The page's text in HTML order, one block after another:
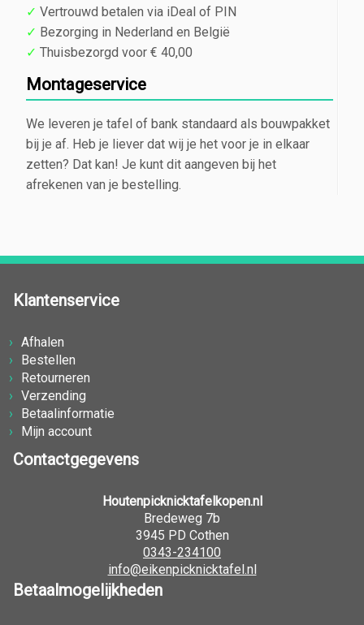
✓ Vertrouwd betalen via iDeal of PIN
✓ Bezorging in Nederland en België
✓ Thuisbezorgd voor € 40,00
Montageservice
We leveren je tafel of bank standaard als bouwpakket
bij je af. Heb je liever dat wij je het voor je in elkaar
zetten? Dat kan! Je kunt dit aangeven bij het
afrekenen van je bestelling.
Klantenservice
Afhalen
Bestellen
Retourneren
Verzending
Betaalinformatie
Mijn account
Contactgegevens
Houtenpicknicktafelkopen.nl
Bredeweg 7b
3945 PD Cothen
0343-234100
info@eikenpicknicktafel.nl
Betaalmogelijkheden